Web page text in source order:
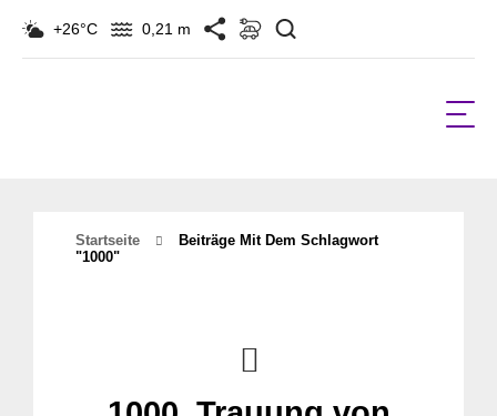
+26°C 0,21 m
Startseite
Beiträge Mit Dem Schlagwort
"1000"